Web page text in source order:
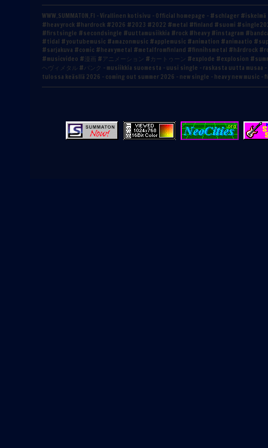
WWW.SUMMATON.FI - Virallinen kotisivu - Official homepage - #schlager
#heavyrock #hardrock #2026 #2023 #2022 #metal #finland #suomi
#firstsingle #secondsingle #uuttamusiikkia #rock #heavy #instagram
#tidal #youtubemusic #amazonmusic #applemusic #animation #animaatio
#sarjakuva #comic #heavymetal #metalfromfinland #finnihsmetal #hårdrock
#musicvideo #漫画 #アニメーション #カートゥーン #explode #explosion
ヘヴィメタル #パンク - musiikkia suomesta - uusi single - raskasta uutta musaa
tulossa keäsllä 2026 - coming out summer 2026 - new single - heavy new music